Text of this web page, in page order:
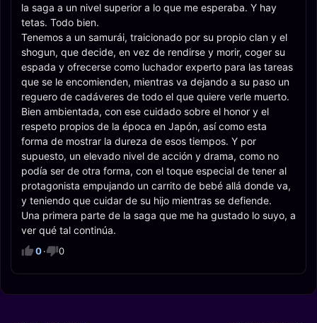
la saga a un nivel superior a lo que me esperaba. Y hay
tetas. Todo bien.
Tenemos a un samurái, traicionado por su propio clan y el
shogun, que decide, en vez de rendirse y morir, coger su
espada y ofrecerse como luchador experto para las tareas
que se le encomienden, mientras va dejando a su paso un
reguero de cadáveres de todo el que quiere verle muerto.
Bien ambientada, con ese cuidado sobre el honor y el
respeto propios de la época en Japón, así como esta
forma de mostrar la dureza de esos tiempos. Y por
supuesto, un elevado nivel de acción y drama, como no
podía ser de otra forma, con el toque especial de tener al
protagonista empujando un carrito de bebé allá donde va,
y teniendo que cuidar de su hijo mientras se defiende.
Una primera parte de la saga que me ha gustado lo suyo, a
ver qué tal continúa.
0· 0